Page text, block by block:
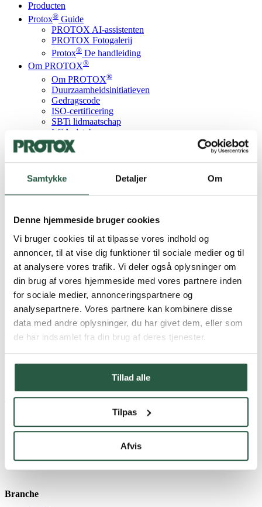
Samtykke Detaljer Om
Denne hjemmeside bruger cookies
Vi bruger cookies til at tilpasse vores indhold og
annoncer, til at vise dig funktioner til sociale medier og til
at analysere vores trafik. Vi deler også oplysninger om
din brug af vores hjemmeside med vores partnere inden
for sociale medier, annonceringspartnere og
analysepartnere. Vores partnere kan kombinere disse
data med andre oplysninger, du har givet dem, eller som
de har indsamlet fra din brug af deres tjenester.
Tillad alle
Tilpas
Afvis
Producten
Protox® Guide
PROTOX AI-assistenten
PROTOX Fotogalerij
Protox® De handleiding
Om PROTOX®
Om PROTOX®
Duurzaamheidsinitiatieven
Gedragscode
ISO-certificering
SBTi lidmaatschap
LCA-database
PROTOX ESG-rapport
Contact
Taal
English
English (AU)
Norwegian
Finnish
Dutch
Home
Branche
Timmerlieden
Tekst en afbeeldingen voor de pagina zijn in ontwikkeling.
Bekijk het PROTOX productassortiment hier
Branche